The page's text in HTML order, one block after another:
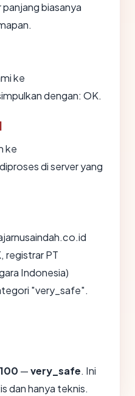
biasanya
ke
dengan: OK.
ke
diproses di server yang
registrar PT
Indonesia)
"very_safe".
—very_safe. Ini
dan hanya teknis.